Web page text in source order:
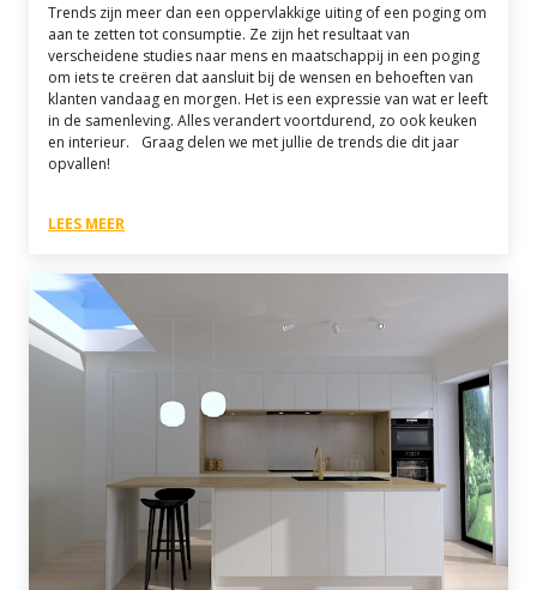
Trends zijn meer dan een oppervlakkige uiting of een poging om
aan te zetten tot consumptie. Ze zijn het resultaat van
verscheidene studies naar mens en maatschappij in een poging
om iets te creëren dat aansluit bij de wensen en behoeften van
klanten vandaag en morgen. Het is een expressie van wat er leeft
in de samenleving. Alles verandert voortdurend, zo ook keuken
en interieur. Graag delen we met jullie de trends die dit jaar
opvallen!
LEES MEER